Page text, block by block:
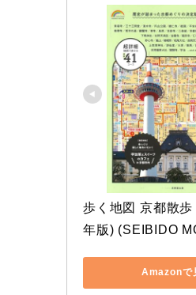
歩く地図 京都散
年版) (SEIBIDO
Amazonで